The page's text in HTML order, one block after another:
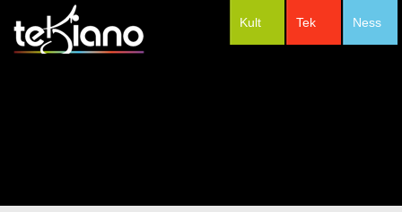
Ness
Tek
Kult